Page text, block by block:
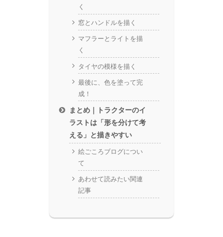
く
窓とハンドルを描く
マフラーとライトを描
く
タイヤの模様を描く
最後に、色を塗って完
成！
まとめ｜トラクターのイ
ラストは「形を分けて考
える」と描きやすい
絵ごころブログについ
て
あわせて読みたい関連
記事